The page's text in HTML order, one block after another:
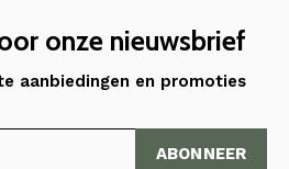
onze nieuwsbrief
aanbiedingen en promoties
ABONNEER